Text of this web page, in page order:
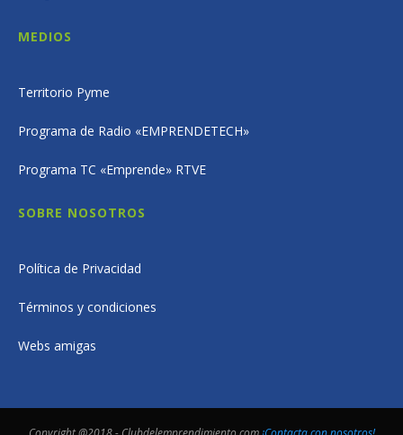
MEDIOS
Territorio Pyme
Programa de Radio «EMPRENDETECH»
Programa TC «Emprende» RTVE
SOBRE NOSOTROS
Política de Privacidad
Términos y condiciones
Webs amigas